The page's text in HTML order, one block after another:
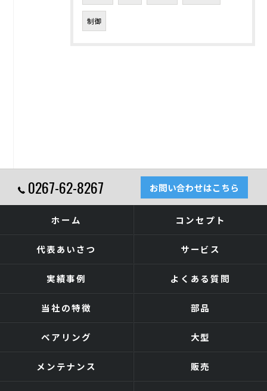
制御
0267-62-8267 お問い合わせはこちら
ホーム コンセプト
代表あいさつ サービス
実績事例 よくある質問
当社の特徴 部品
ベアリング 大型
メンテナンス 販売